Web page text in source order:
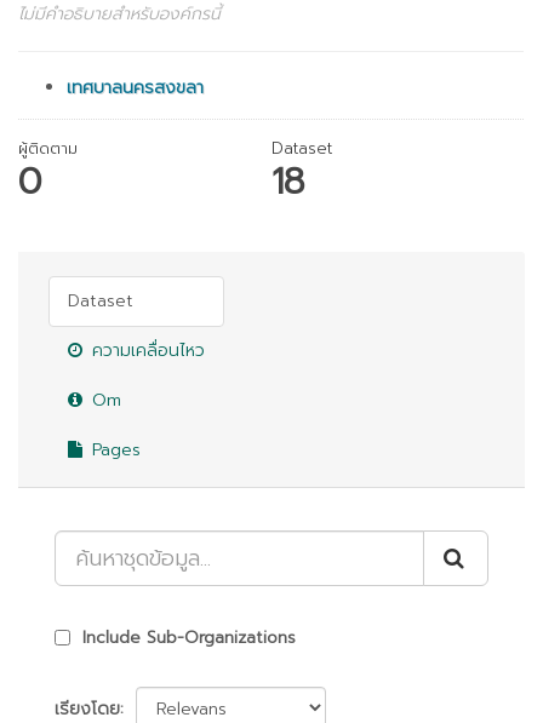
ไม่มีคำอธิบายสำหรับองค์กรนี้
เทศบาลนครสงขลา
ผู้ติดตาม
0
Dataset
18
Dataset
ความเคลื่อนไหว
Om
Pages
Include Sub-Organizations
เรียงโดย